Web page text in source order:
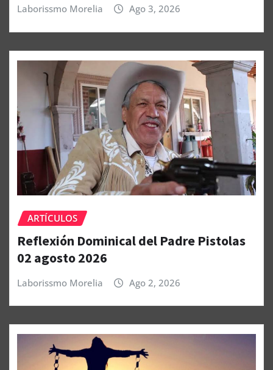
Laborissmo Morelia Ago 3, 2026
ARTÍCULOS
Reflexión Dominical del Padre Pistolas
02 agosto 2026
Laborissmo Morelia Ago 2, 2026